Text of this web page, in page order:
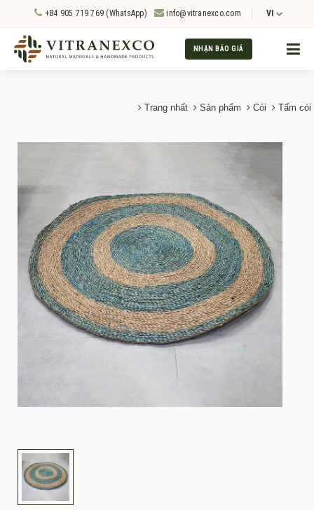
+84 905 719 769 (WhatsApp) info@vitranexco.com VI
NHẬN BÁO GIÁ
Trang nhất Sản phẩm Cói Tấm cói